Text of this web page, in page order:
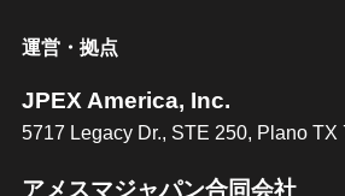
運営・拠点
JPEX America, Inc.
5717 Legacy Dr., STE 250, Plano TX
アメスマジャパン合同会社